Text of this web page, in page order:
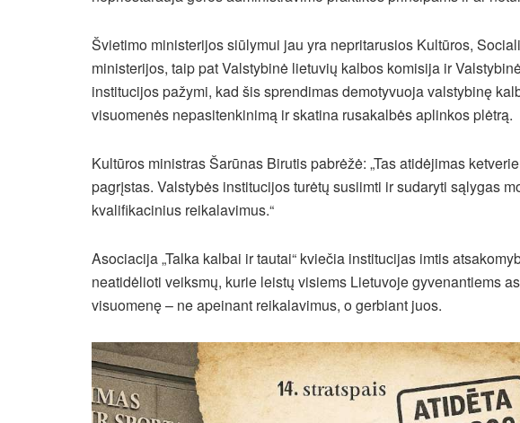
Švietimo ministerijos siūlymui jau yra nepritarusios Kultūros,
ministerijos, taip pat Valstybinė lietuvių kalbos komisija ir
institucijos pažymi, kad šis sprendimas demotyvuoja valstybinę
visuomenės nepasitenkinimą ir skatina rusakalbės aplinkos plėtrą.
Kultūros ministras Šarūnas Birutis pabrėžė: „Tas atidėjimas
pagrįstas. Valstybės institucijos turėtų susiimti ir sudaryti sąlygas
kvalifikacinius reikalavimus.“
Asociacija „Talka kalbai ir tautai“ kviečia institucijas imtis
neatidėlioti veiksmų, kurie leistų visiems Lietuvoje gyvenantiems
visuomenę – ne apeinant reikalavimus, o gerbiant juos.